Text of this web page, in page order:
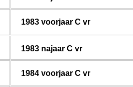
1983 voorjaar C vr
1983 najaar C vr
1984 voorjaar C vr